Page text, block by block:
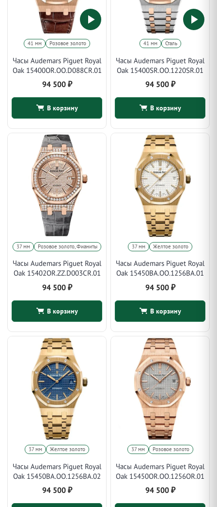
41 мм Розовое золото
Часы Audemars Piguet Royal
Oak 15400OR.OO.D088CR.01
94 500 ₽
В корзину
41 мм Сталь
Часы Audemars Piguet Royal
Oak 15400SR.OO.1220SR.01
94 500 ₽
В корзину
37 мм Розовое золото, Фианиты
Часы Audemars Piguet Royal
Oak 15402OR.ZZ.D003CR.01
94 500 ₽
В корзину
37 мм Желтое золото
Часы Audemars Piguet Royal
Oak 15450BA.OO.1256BA.01
94 500 ₽
В корзину
37 мм Желтое золото
Часы Audemars Piguet Royal
Oak 15450BA.OO.1256BA.02
94 500 ₽
37 мм Розовое золото
Часы Audemars Piguet Royal
Oak 15450OR.OO.1256OR.01
94 500 ₽